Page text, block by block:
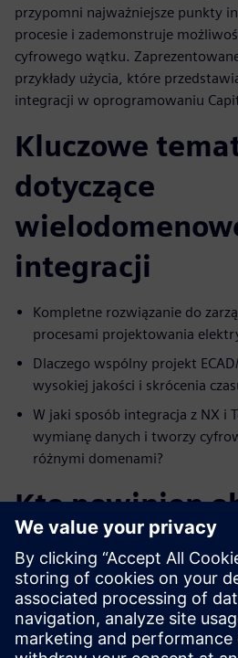
przypomni najważniejsze punkty
procesie i zademonstruje
cyfrowego wątku.
przykłady użycia, które
integracji w oprogramowaniu
Kluczowe
dotyczące
integracji
Kompletne rozwiązanie do
procesami projektowania
Dlaczego wspólny projekt
wysokiej jakości i skrócenia
W jaki sposób integracja z NX i
wymianę danych i tworzy
różnymi domenami?
Kto powinien
webinar?
Projektanci i inżynierowie
Kierownicy techniczni
Inżynierowie EDS